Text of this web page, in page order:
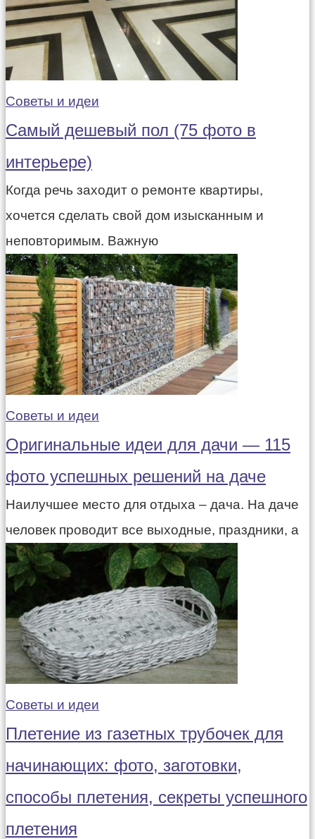
Советы и идеи
Самый дешевый пол (75 фото в
интерьере)
Когда речь заходит о ремонте квартиры,
хочется сделать свой дом изысканным и
неповторимым. Важную
Советы и идеи
Оригинальные идеи для дачи — 115
фото успешных решений на даче
Наилучшее место для отдыха – дача. На даче
человек проводит все выходные, праздники, а
Советы и идеи
Плетение из газетных трубочек для
начинающих: фото, заготовки,
способы плетения, секреты успешного
плетения